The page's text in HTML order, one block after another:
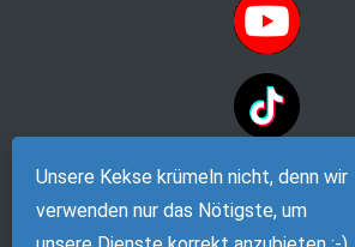
Unsere Kekse krümeln nicht, denn wir
verwenden nur das Nötigste, um